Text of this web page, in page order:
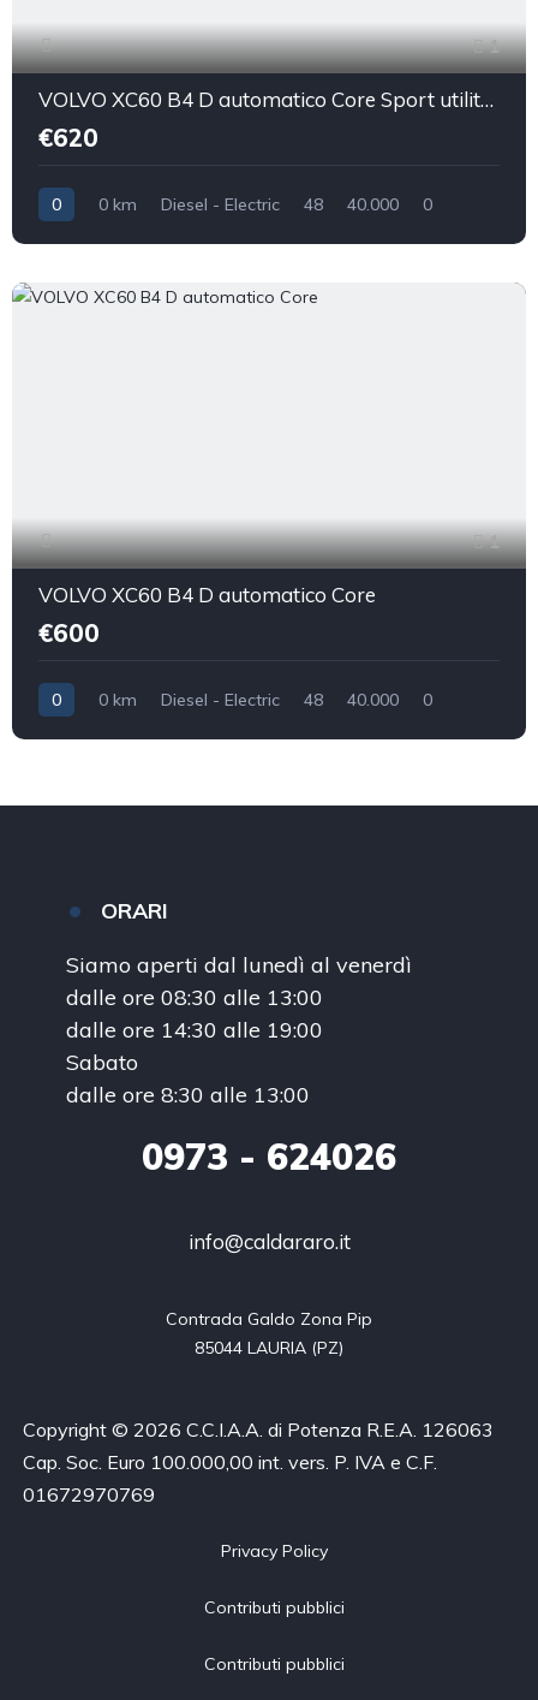
1
VOLVO XC60 B4 D automatico Core Sport utility vehicle 5-door (Euro 6D)
€620
0 0 km Diesel - Electric 48 40.000 0
1
VOLVO XC60 B4 D automatico Core
€600
0 0 km Diesel - Electric 48 40.000 0
ORARI
Siamo aperti dal lunedì al venerdì
dalle ore 08:30 alle 13:00
dalle ore 14:30 alle 19:00
Sabato
dalle ore 8:30 alle 13:00
0973 - 624026
info@caldararo.it
Contrada Galdo Zona Pip
85044 LAURIA (PZ)
Copyright © 2026 C.C.I.A.A. di Potenza R.E.A. 126063
Cap. Soc. Euro 100.000,00 int. vers. P. IVA e C.F.
01672970769
Privacy Policy
Contributi pubblici
Contributi pubblici